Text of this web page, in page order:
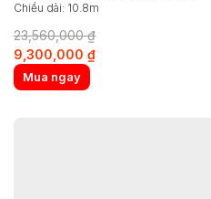
Chiều dài: 10.8m
23,560,000₫
Original
price
was:
9,300,000 ₫Current
Mua ngay